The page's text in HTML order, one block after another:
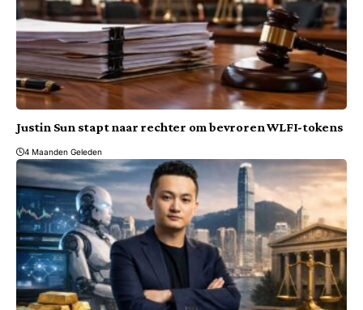
Justin Sun stapt naar rechter om bevroren WLFI-tokens
4 Maanden Geleden